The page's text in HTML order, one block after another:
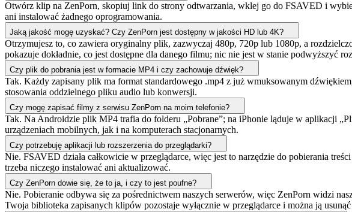
Otwórz klip na ZenPorn, skopiuj link do strony odtwarzania, wklej go do FSAVED i
ani instalować żadnego oprogramowania.
Jaką jakość mogę uzyskać? Czy ZenPorn jest dostępny w jakości HD lub 4K?
Otrzymujesz to, co zawiera oryginalny plik, zazwyczaj 480p, 720p lub 1080p, a
pokazuje dokładnie, co jest dostępne dla danego filmu; nic nie jest w stanie
Czy plik do pobrania jest w formacie MP4 i czy zachowuje dźwięk?
Tak. Każdy zapisany plik ma format standardowego .mp4 z już wmuksowanym
stosowania oddzielnego pliku audio lub konwersji.
Czy mogę zapisać filmy z serwisu ZenPorn na moim telefonie?
Tak. Na Androidzie plik MP4 trafia do folderu „Pobrane”; na iPhonie ląduje w aplikacji
urządzeniach mobilnych, jak i na komputerach stacjonarnych.
Czy potrzebuję aplikacji lub rozszerzenia do przeglądarki?
Nie. FSAVED działa całkowicie w przeglądarce, więc jest to narzędzie do pobierania
trzeba niczego instalować ani aktualizować.
Czy ZenPorn dowie się, że to ja, i czy to jest poufne?
Nie. Pobieranie odbywa się za pośrednictwem naszych serwerów, więc ZenPorn widzi
Twoja biblioteka zapisanych klipów pozostaje wyłącznie w przeglądarce i można ją